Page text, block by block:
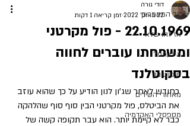
כל המאמרים
אז זהו שלא
הידעתם?
חיפושונים
מאחורי השירים
מספסלי האקדמיה
22.10.1969 - פול מקרטני
ומשפחתו עוברים לחווה
בסקוטלנד
דודי גורה
22 באוק׳ 2022
זמן קריאה 1 דקות
כחודש לאחר שג'ון לנון הודיע על כך שהוא עוזב
את הביטלס, פול מקרטני הבין סוף סוף שהלהקה
כבר לא קיימת יותר. הוא עבר תקופה קשה של